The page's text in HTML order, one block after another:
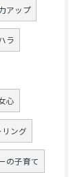
アップ
ラ
心
ング
の子育て